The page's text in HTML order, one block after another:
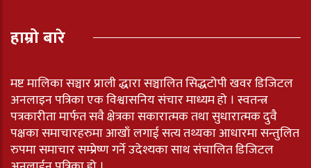
हाम्रो बारे
मष्ट मालिका सञ्चार प्राली द्धारा सञ्चालित सिद्धटोपी खवर डिजिटल
अनलाइन पत्रिका एक विश्वासनिय संचार माध्यम हो । स्वतन्त्र
पत्रकारीता मार्फत सवै क्षेत्रका सकारात्मक तथा सुधारात्मक दुवै
पक्षका समाचारहरुमा आखाँ लगाई सत्य तथ्यका आधारमा सन्तुलित
रुपमा समाचार सम्प्रेष्ण गर्ने उदेश्यका साथ संचालित डिजिटल